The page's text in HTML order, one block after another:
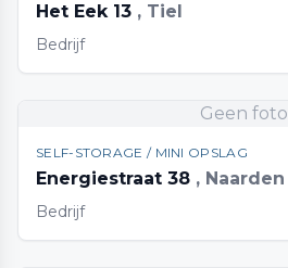
Het Eek 13 , Tiel
Bedrijf
Geen foto
SELF-STORAGE / MINI OPSLAG
Energiestraat 38 , Naarden
Bedrijf